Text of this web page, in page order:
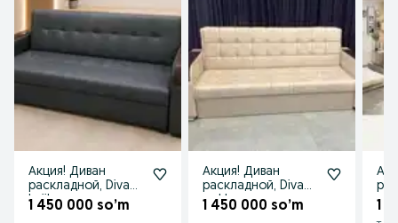
Акция! Диван
раскладной, Divan
knijka
1 450 000 so’m
Акция! Диван
раскладной, Divan
rasklannoy
1 450 000 so’m 1